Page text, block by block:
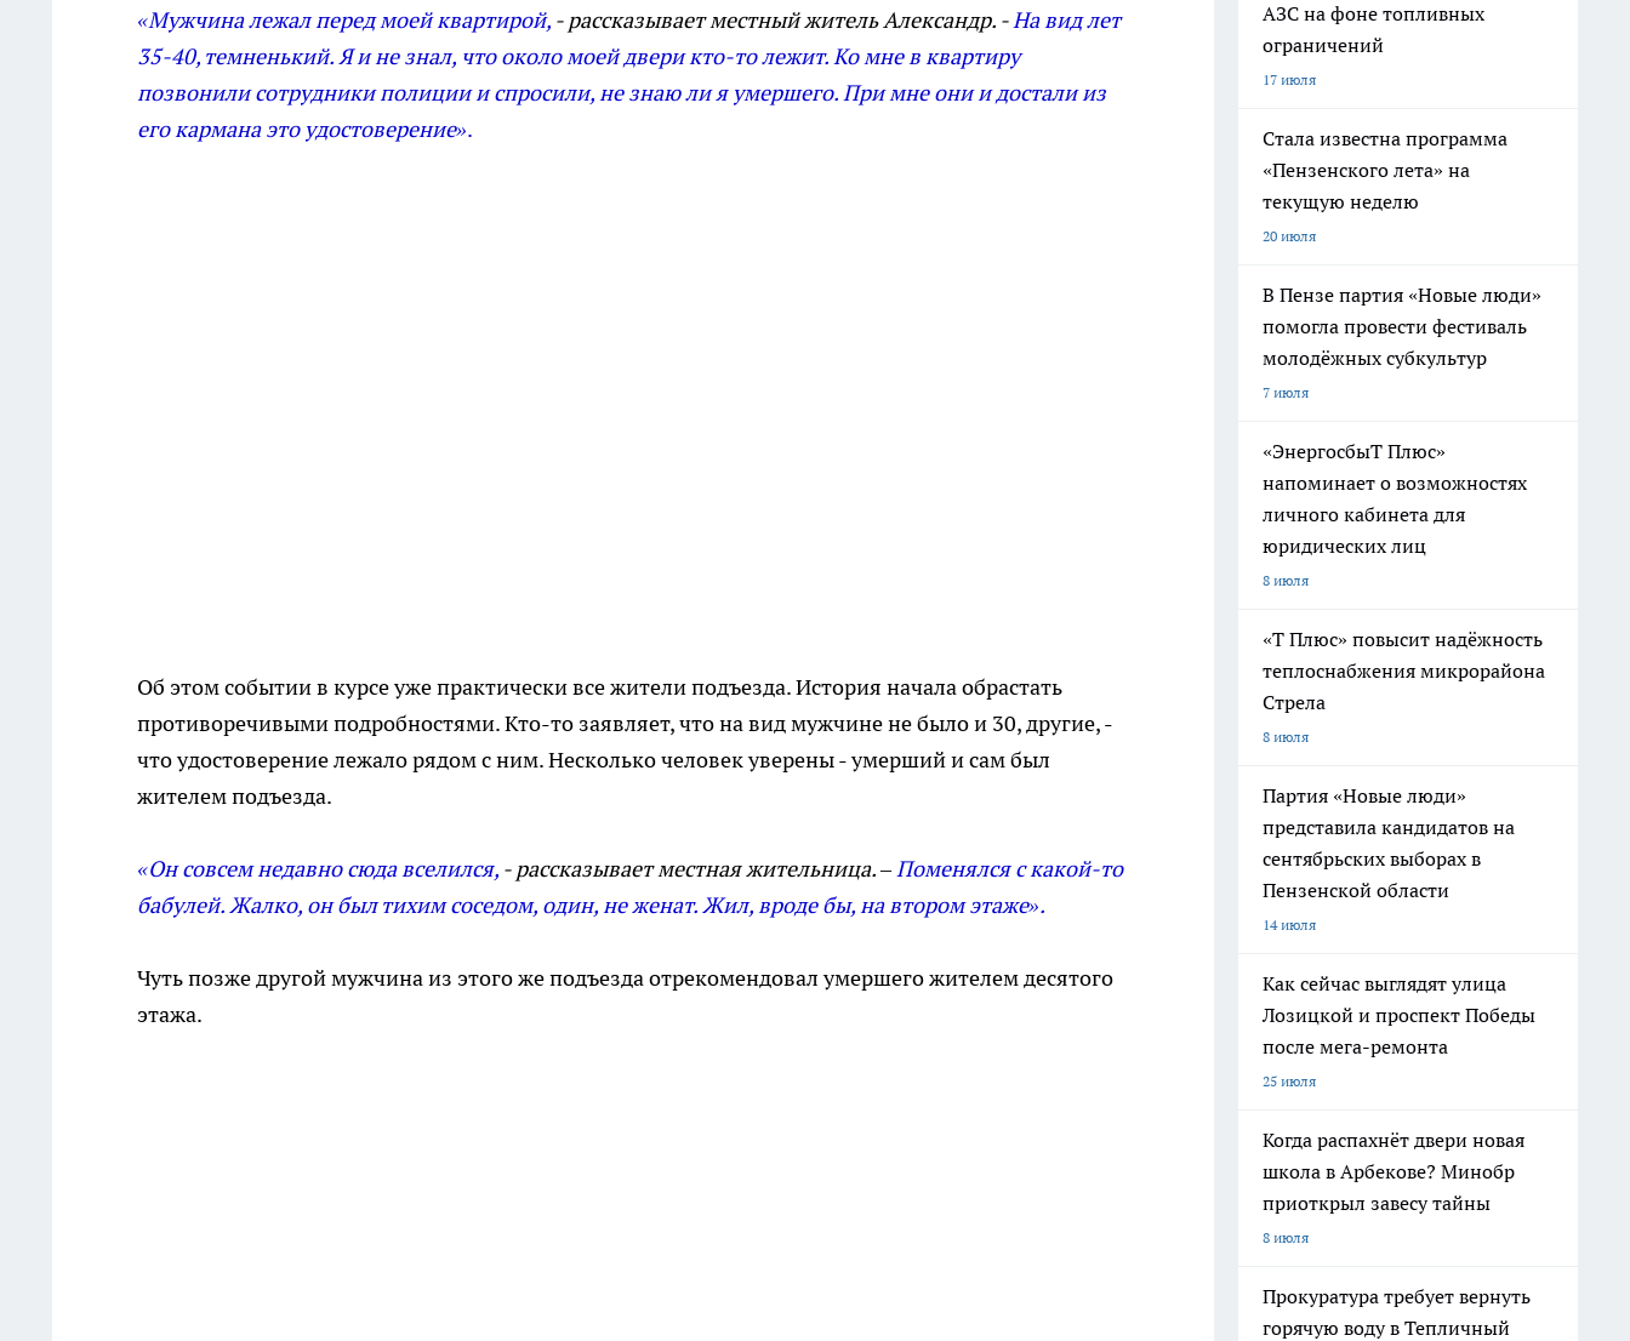
«Мужчина лежал перед моей квартирой, - рассказывает местный житель Александр. -На вид лет
35-40, темненький. Я и не знал, что около моей двери кто-то лежит. Ко мне в квартиру
позвонили сотрудники полиции и спросили, не знаю ли я умершего. При мне они и достали из
его кармана это удостоверение».
Об этом событии в курсе уже практически все жители подъезда. История начала обрастать
противоречивыми подробностями. Кто-то заявляет, что на вид мужчине не было и 30, другие, -
что удостоверение лежало рядом с ним. Несколько человек уверены - умерший и сам был
жителем подъезда.
«Он совсем недавно сюда вселился, - рассказывает местная жительница. –Поменялся с какой-то
бабулей. Жалко, он был тихим соседом, один, не женат. Жил, вроде бы, на втором этаже».
Чуть позже другой мужчина из этого же подъезда отрекомендовал умершего жителем десятого
этажа.
АЗС на фоне топливных
ограничений
17 июля
Стала известна программа
«Пензенского лета» на
текущую неделю
20 июля
В Пензе партия «Новые люди»
помогла провести фестиваль
молодёжных субкультур
7 июля
«ЭнергосбыТ Плюс»
напоминает о возможностях
личного кабинета для
юридических лиц
8 июля
«Т Плюс» повысит надёжность
теплоснабжения микрорайона
Стрела
8 июля
Партия «Новые люди»
представила кандидатов на
сентябрьских выборах в
Пензенской области
14 июля
Как сейчас выглядят улица
Лозицкой и проспект Победы
после мега-ремонта
25 июля
Когда распахнёт двери новая
школа в Арбекове? Минобр
приоткрыл завесу тайны
8 июля
Прокуратура требует вернуть
горячую воду в Тепличный